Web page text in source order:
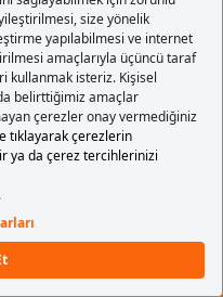
havalimanını tercih
gezilecek yerlerçok!